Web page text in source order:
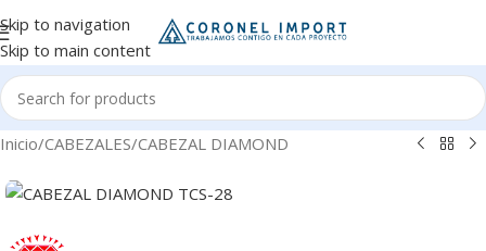
Skip to navigation
Skip to main content
Inicio/CABEZALES/CABEZAL DIAMOND